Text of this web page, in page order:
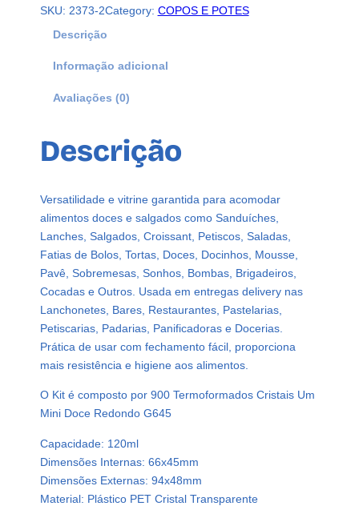
T
r
m
d
o
C
r
i
s
t
a
l
1
0
m
SKU: 2373-2Category: COPOS E POTES
Descrição
Informação adicional
Avaliações (0)
Descrição
Versatilidade e vitrine garantida para acomodar
alimentos doces e salgados como Sanduíches,
Lanches, Salgados, Croissant, Petiscos, Saladas,
Fatias de Bolos, Tortas, Doces, Docinhos, Mousse,
Pavê, Sobremesas, Sonhos, Bombas, Brigadeiros,
Cocadas e Outros. Usada em entregas delivery nas
Lanchonetes, Bares, Restaurantes, Pastelarias,
Petiscarias, Padarias, Panificadoras e Docerias.
Prática de usar com fechamento fácil, proporciona
mais resistência e higiene aos alimentos.
O Kit é composto por 900 Termoformados Cristais Um
Mini Doce Redondo G645
Capacidade: 120ml
Dimensões Internas: 66x45mm
Dimensões Externas: 94x48mm
Material: Plástico PET Cristal Transparente